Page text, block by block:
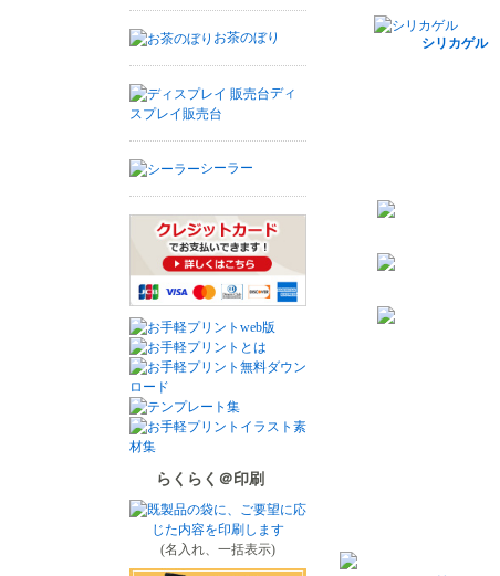
お茶のぼり
ディ
スプレイ販売台
シーラー
らくらく＠印刷
(名入れ、一括表示)
シリカゲル